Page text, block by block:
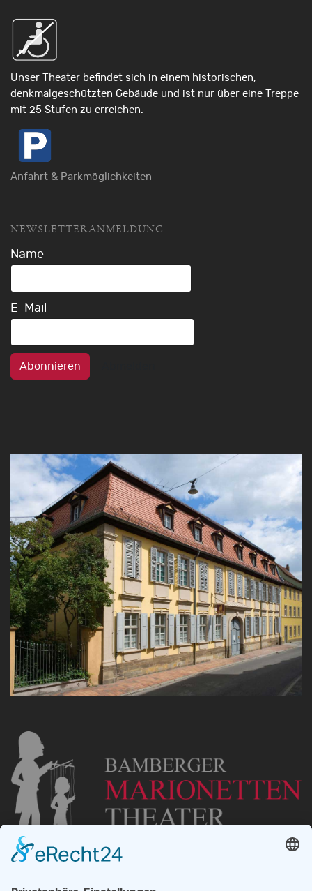
Unser Theater befindet sich in einem historischen,
denkmalgeschützten Gebäude und ist nur über eine Treppe
mit 25 Stufen zu erreichen.
Anfahrt & Parkmöglichkeiten
NEWSLETTERANMELDUNG
Name
E-Mail
Abonnieren